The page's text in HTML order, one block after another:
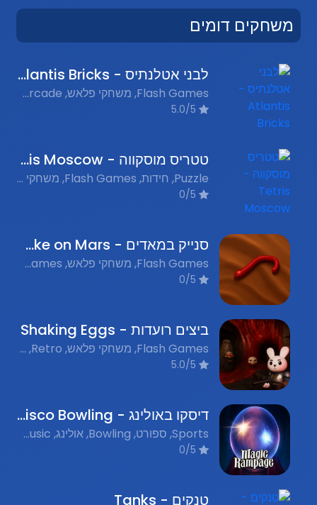
משחקים דומים
לבני אטלנתיס - Atlantis Bricks
Flash Games, משחקי פלאש, Arcade, נוסטלגיה
טטריס מוסקווה - Tetris Moscow
Puzzle, חידות, Flash Games, משחקי פלאש, Retro, נוסטלגיה
סנייק במאדים - Snake on Mars
Flash Games, משחקי פלאש, Space Games, משחקי חלל, Nostalgic Games, משחקי נוסטלגיה
ביצים רועדות - Shaking Eggs
Flash Games, משחקי פלאש, Retro, נוסטלגיה
דיסקו באולינג - Disco Bowling
Sports, ספורט, Bowling, אולינג, Music, מוסיקה, Nostalgic Flash Games, משחקי פלאש נוסטלגים
טנקים - Tanks